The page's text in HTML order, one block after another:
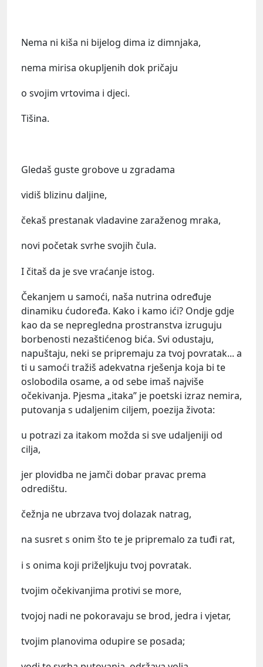
Nema ni kiša ni bijelog dima iz dimnjaka,
nema mirisa okupljenih dok pričaju
o svojim vrtovima i djeci.
Tišina.
Gledaš guste grobove u zgradama
vidiš blizinu daljine,
čekaš prestanak vladavine zaraženog mraka,
novi početak svrhe svojih čula.
I čitaš da je sve vraćanje istog.
Čekanjem u samoći, naša nutrina određuje
dinamiku ćudoređa. Kako i kamo ići? Ondje gdje
kao da se nepregledna prostranstva izruguju
borbenosti nezaštićenog bića. Svi odustaju,
napuštaju, neki se pripremaju za tvoj povratak... a
ti u samoći tražiš adekvatna rješenja koja bi te
oslobodila osame, a od sebe imaš najviše
očekivanja. Pjesma „itaka” je poetski izraz nemira,
putovanja s udaljenim ciljem, poezija života:
u potrazi za itakom možda si sve udaljeniji od
cilja,
jer plovidba ne jamči dobar pravac prema
odredištu.
čežnja ne ubrzava tvoj dolazak natrag,
na susret s onim što te je pripremalo za tuđi rat,
i s onima koji priželjkuju tvoj povratak.
tvojim očekivanjima protivi se more,
tvojoj nadi ne pokoravaju se brod, jedra i vjetar,
tvojim planovima odupire se posada;